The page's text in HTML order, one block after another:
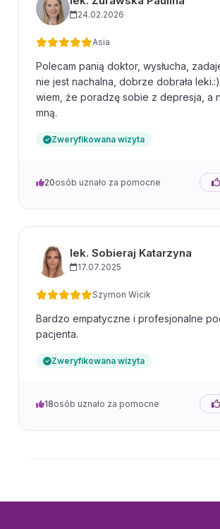
24.02.2026
Asia
Polecam panią doktor, wysłucha,
nie jest nachalna, dobrze dobrała
wiem, że poradzę sobie z depresja, a
mną.
Zweryfikowana wizyta
20osób uznało za pomocne
lek. Sobieraj Katarzyna
17.07.2025
Szymon Wicik
Bardzo empatyczne i profesjonalne
pacjenta.
Zweryfikowana wizyta
18osób uznało za pomocne